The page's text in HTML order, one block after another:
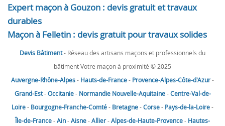
Expert maçon à Gouzon : devis gratuit et travaux
durables
Maçon à Felletin : devis gratuit pour travaux solides
Devis Bâtiment- Réseau des artisans maçons et professionnels du
bâtiment Votre maçon à proximité © 2025
Auvergne-Rhône-Alpes- Hauts-de-France- Provence-Alpes-Côte-d'Azur-
Grand-Est-Occitanie- Normandie Nouvelle-Aquitaine-Centre-Val-de-
Loire- Bourgogne-Franche-Comté- Bretagne-Corse- Pays-de-la-Loire-
Île-de-France-Ain-Aisne-Allier-Alpes-de-Haute-Provence- Hautes-